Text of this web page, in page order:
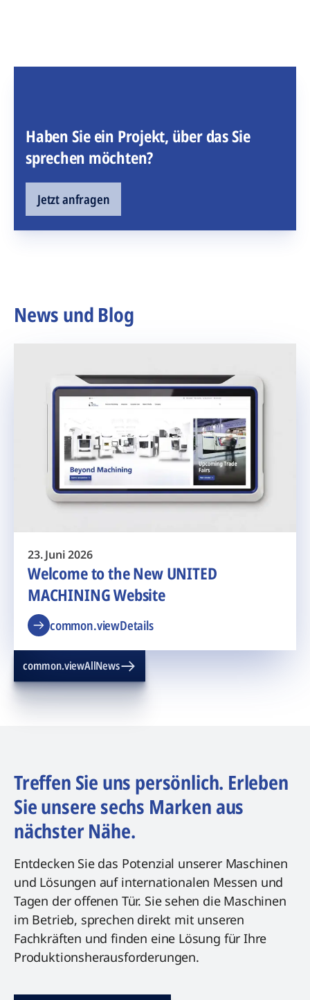
Haben Sie ein Projekt, über das Sie
sprechen möchten?
Jetzt anfragen
News und Blog
23. Juni 2026
Welcome to the New UNITED
MACHINING Website
common.viewDetails
common.viewAllNews
Treffen Sie uns persönlich. Erleben
Sie unsere sechs Marken aus
nächster Nähe.
Entdecken Sie das Potenzial unserer Maschinen
und Lösungen auf internationalen Messen und
Tagen der offenen Tür. Sie sehen die Maschinen
im Betrieb, sprechen direkt mit unseren
Fachkräften und finden eine Lösung für Ihre
Produktionsherausforderungen.